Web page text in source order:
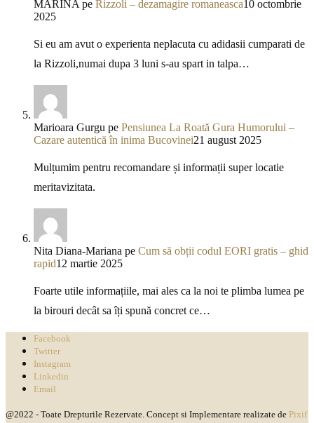
MARINApe Rizzoli – dezamagire romaneasca10 octombrie
2025
Si eu am avut o experienta neplacuta cu adidasii cumparati de
la Rizzoli,numai dupa 3 luni s-au spart in talpa…
Marioara Gurgu pe Pensiunea La Roată Gura Humorului –
Cazare autentică în inima Bucovinei21 august 2025
Mulțumim pentru recomandare și informații super locatie
meritavizitata.
Nita Diana-Mariana pe Cum să obții codul EORI gratis – ghid
rapid12 martie 2025
Foarte utile informațiile, mai ales ca la noi te plimba lumea pe
la birouri decât sa îți spună concret ce…
Facebook
Twitter
Instagram
Linkedin
Email
@2022 - Toate Drepturile Rezervate. Concept si Implementare realizate de Pixif